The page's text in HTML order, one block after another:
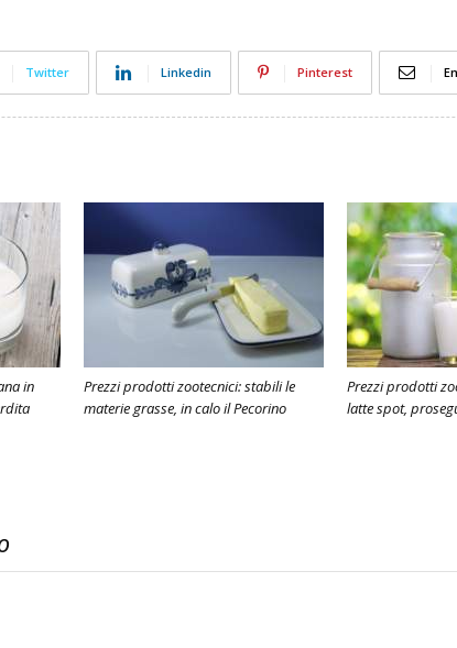
Twitter Linkedin Pinterest
in
Prezzi prodotti zootecnici: stabili le
materie grasse, in calo il Pecorino
Prezzi prodotti
latte spot,